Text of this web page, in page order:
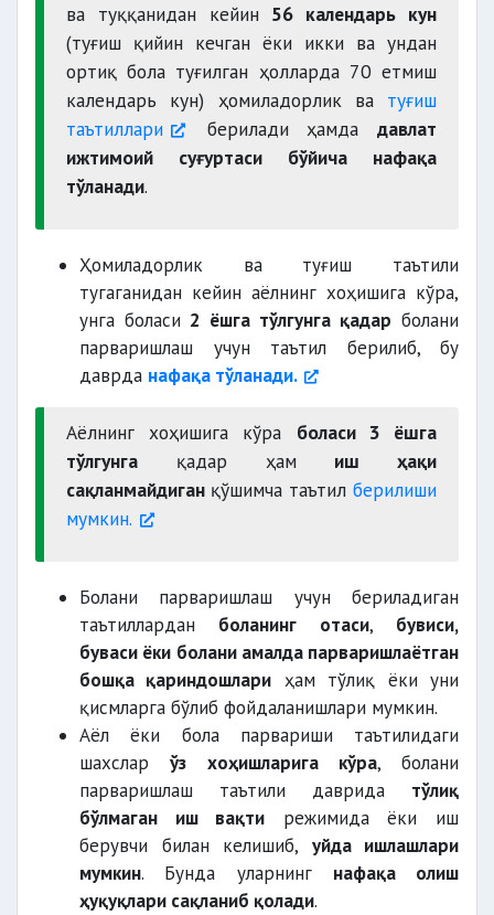
ва туққанидан кейин 56 календарь кун
(туғиш қийин кечган ёки икки ва ундан
ортиқ бола туғилган ҳолларда 70 етмиш
календарь кун) ҳомиладорлик ва туғиш
таътиллари
берилади ҳамда давлат
ижтимоий суғуртаси бўйича нафақа
тўланади.
Ҳомиладорлик ва туғиш таътили
тугаганидан кейин аёлнинг хоҳишига кўра,
унга боласи 2 ёшга тўлгунга қадар болани
парваришлаш учун таътил берилиб, бу
даврда нафақа тўланади.
Аёлнинг хоҳишига кўра боласи 3 ёшга
тўлгунга қадар ҳам иш ҳақи
сақланмайдиган қўшимча таътил берилиши
мумкин.
Болани парваришлаш учун бериладиган
таътиллардан боланинг отаси, бувиси,
буваси ёки болани амалда парваришлаётган
бошқа қариндошлари ҳам тўлиқ ёки уни
қисмларга бўлиб фойдаланишлари мумкин.
Аёл ёки бола парвариши таътилидаги
шахсларўз хоҳишларига кўра, болани
парваришлаш таътили даврида тўлиқ
бўлмаган иш вақти режимида ёки иш
берувчи билан келишиб, уйда ишлашлари
мумкин. Бунда уларнинг нафақа олиш
ҳуқуқлари сақланиб қолади.